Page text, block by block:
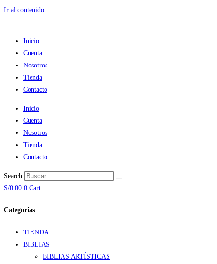
Ir al contenido
Inicio
Cuenta
Nosotros
Tienda
Contacto
Inicio
Cuenta
Nosotros
Tienda
Contacto
Search
S/0.00 0 Cart
Categorías
TIENDA
BIBLIAS
BIBLIAS ARTÍSTICAS